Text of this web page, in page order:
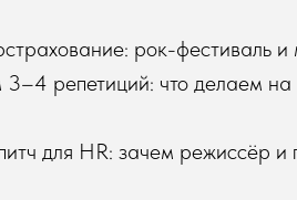
рок-фестиваль
репетиций: что делаем на
для HR: зачем режиссёр и